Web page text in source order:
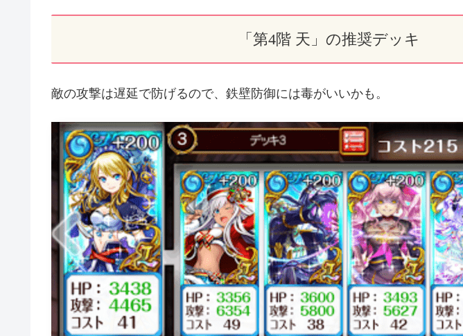
「第4階 天」の推奨デッキ
敵の攻撃は遅延で防げるので、鉄壁防御には毒がいいかも。